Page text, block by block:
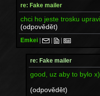
re: Fake mailer
chci ho jeste trosku
(odpovědět)
Emkei | | |
re: Fake mailer
good, uz aby to bylo x)
(odpovědět)